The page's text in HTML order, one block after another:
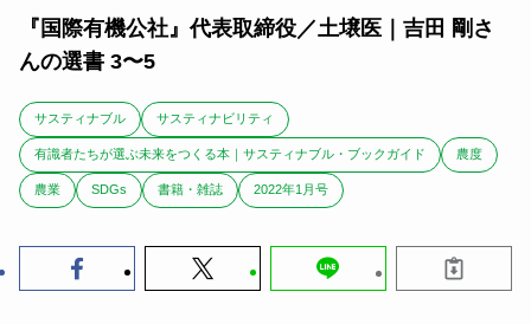
『国際有機公社』代表取締役／土壌医｜吉田 剛さ
んの選書 3〜5
サスティナブル サスティナビリティ
有識者たちが選ぶ未来をつくる本｜サスティナブル・ブックガイド 農度
農業 SDGs 書籍・雑誌 2022年1月号